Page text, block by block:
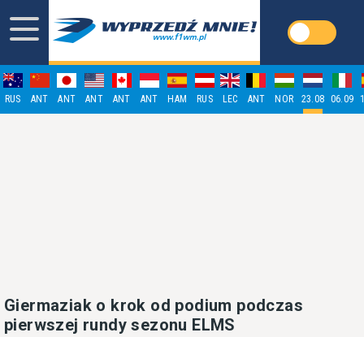
RUS ANT ANT ANT ANT ANT HAM RUS LEC ANT NOR 23.08 06.09
Giermaziak o krok od podium podczas
pierwszej rundy sezonu ELMS